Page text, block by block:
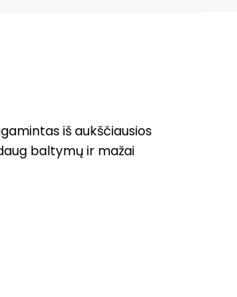
iš aukščiausios
baltymų ir mažai